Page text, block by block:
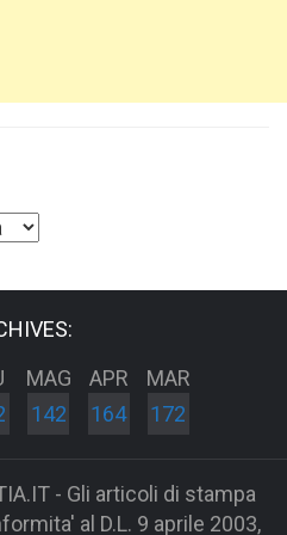
MAG
142
APR
164
MAR
172
- Gli articoli di stampa
al D.L. 9 aprile 2003,